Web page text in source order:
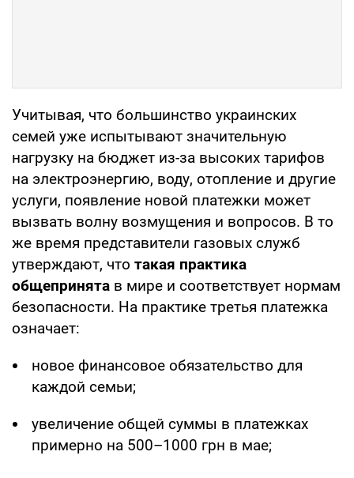
Учитывая, что большинство украинских
семей уже испытывают значительную
нагрузку на бюджет из-за высоких тарифов
на электроэнергию, воду, отопление и другие
услуги, появление новой платежки может
вызвать волну возмущения и вопросов. В то
же время представители газовых служб
утверждают, что такая практика
общепринята в мире и соответствует нормам
безопасности. На практике третья платежка
означает:
новое финансовое обязательство для
каждой семьи;
увеличение общей суммы в платежках
примерно на 500–1000 грн в мае;